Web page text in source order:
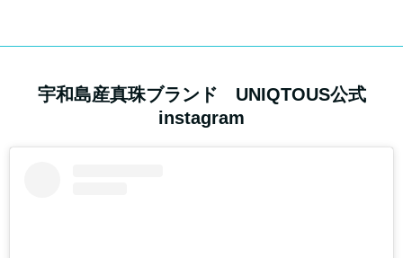
宇和島産真珠ブランド UNIQTOUS公式
instagram